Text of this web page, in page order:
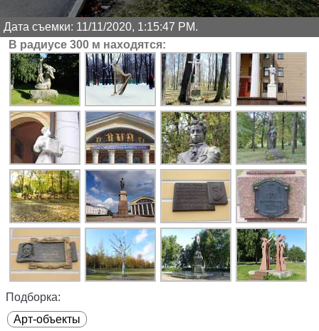
Дата съемки: 11/11/2020, 1:15:47 PM.
В радиусе 300 м находятся:
Подборка:
Арт-объекты